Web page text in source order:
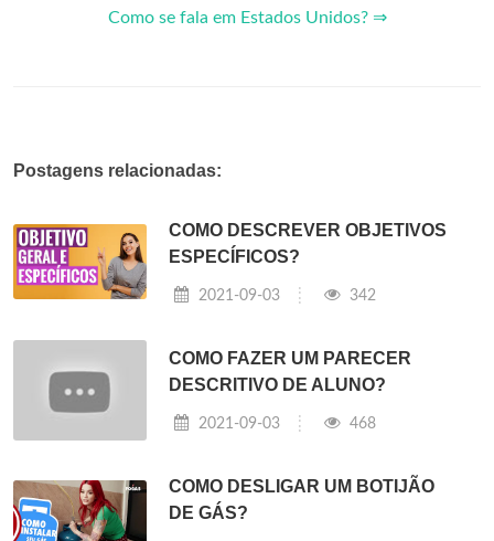
Como se fala em Estados Unidos? ⇒
Postagens relacionadas:
COMO DESCREVER OBJETIVOS
ESPECÍFICOS?
2021-09-03 342
COMO FAZER UM PARECER
DESCRITIVO DE ALUNO?
2021-09-03 468
COMO DESLIGAR UM BOTIJÃO
DE GÁS?